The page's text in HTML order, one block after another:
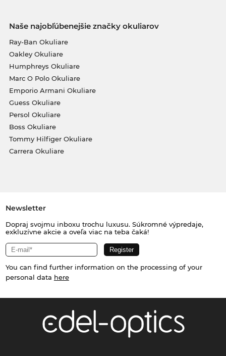
Naše najobľúbenejšie značky okuliarov
Ray-Ban Okuliare
Oakley Okuliare
Humphreys Okuliare
Marc O Polo Okuliare
Emporio Armani Okuliare
Guess Okuliare
Persol Okuliare
Boss Okuliare
Tommy Hilfiger Okuliare
Carrera Okuliare
Newsletter
Dopraj svojmu inboxu trochu luxusu. Súkromné výpredaje,
exkluzívne akcie a oveľa viac na teba čaká!
You can find further information on the processing of your
personal data here